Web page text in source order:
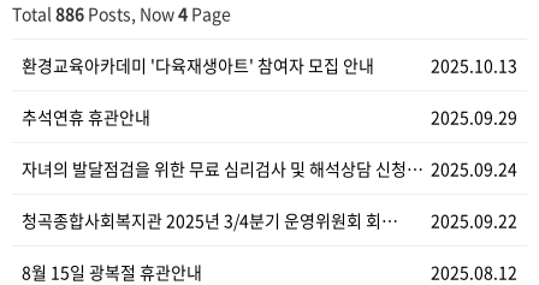
Total 886 Posts, Now4 Page
2025.10.13
환경교육아카데미 '다육재생아트' 참여자 모집 안내
2025.09.29
추석연휴 휴관안내
2025.09.24
자녀의 발달점검을 위한 무료 심리검사 및 해석상담 신청…
2025.09.22
청곡종합사회복지관 2025년 3/4분기 운영위원회 회…
2025.08.12
8월 15일 광복절 휴관안내